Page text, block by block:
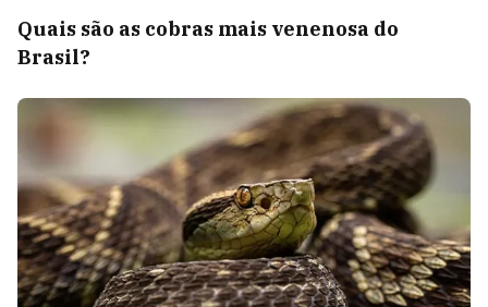
Quais são as cobras mais venenosa do
Brasil?